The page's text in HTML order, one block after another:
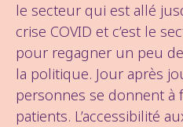
le secteur qui est allé
crise COVID et c’est le
pour regagner un peu
la politique. Jour après
personnes se donnent
patients. L’accessibilité